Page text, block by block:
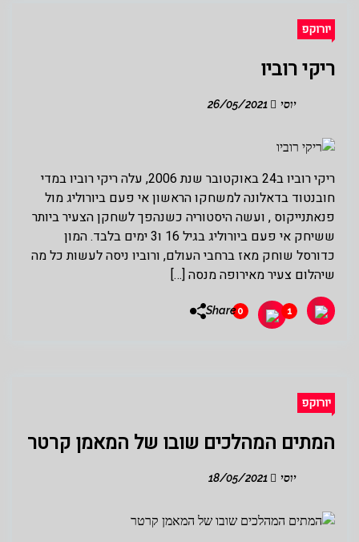
יורוקפ
ריקי רוביו
יוסי
ריקי רוביו ב24 באוקטובר שנת 2006, עלה ריקי רוביו במדי
חובנטוד בדאלונה למשחקו הראשון אי פעם ביורוליג מול
פנאתנייקוס , ועשה היסטוריה כשנהפך לשחקן הצעיר ביותר
ששיחק אי פעם ביורוליג בגיל 16 ו3 ימים בלבד. המון
כדורסל שוחק מאז ברחבי העולם, ורוביו ניסה לעשות כל מה
שיהלום צעיר מאירופה מנסה […]
1
0
Share
יורוקפ
המתים המהלכים שובו של המאמן קרטר
יוסי